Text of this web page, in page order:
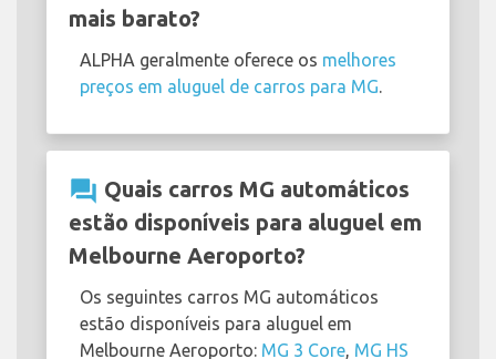
mais barato?
ALPHA geralmente oferece os melhores
preços em aluguel de carros para MG.
question_answer Quais carros MG automáticos
estão disponíveis para aluguel em
Melbourne Aeroporto?
Os seguintes carros MG automáticos
estão disponíveis para aluguel em
Melbourne Aeroporto: MG 3 Core, MG HS